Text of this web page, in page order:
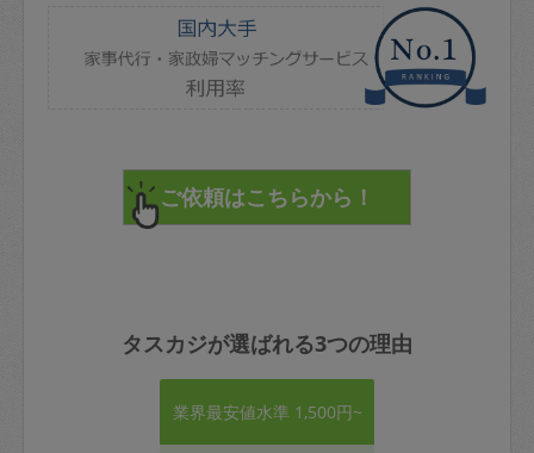
タスカジが選ばれる3つの理由
業界最安値水準 1,500円~